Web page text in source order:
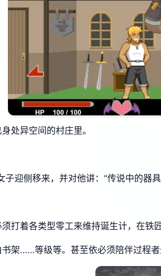
处异空间的村庄里。
子迎侧移来，并对他讲：“传说中的器
打着各类型零工来维持诞生计，在铁
架……等级等。甚至依必须陪伴过程者